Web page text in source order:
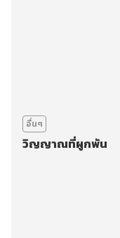
อื่นๆ
วิญญาณที่ผูกพัน